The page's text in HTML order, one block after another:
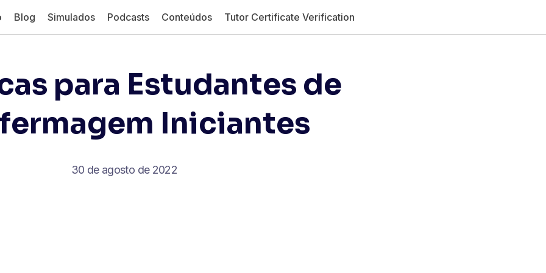
Blog Simulados Podcasts Conteúdos Tutor Certificate Verification
para Estudantes de
Iniciantes
30 de agosto de 2022